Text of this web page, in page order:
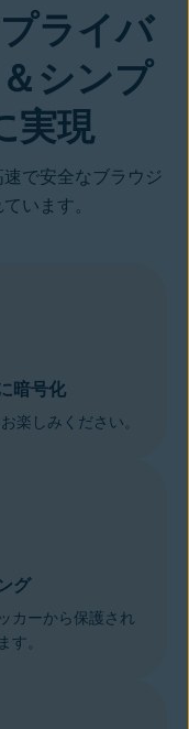
ライバ
シンプ
実現
で安全なブラウジ
います。
暗号化
楽しみください。
グ
カーから保護され
。